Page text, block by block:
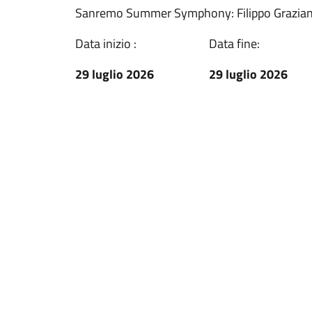
Sanremo Summer Symphony: Filippo
Data inizio :
29 luglio 2026
Data fine:
29 luglio 2026